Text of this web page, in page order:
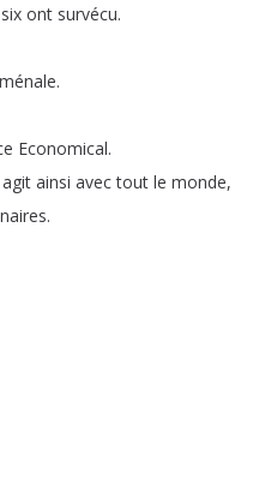
six ont survécu.
.
Economical.
agit ainsi avec tout le monde,
.